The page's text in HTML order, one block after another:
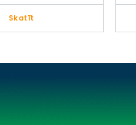
Skatīt